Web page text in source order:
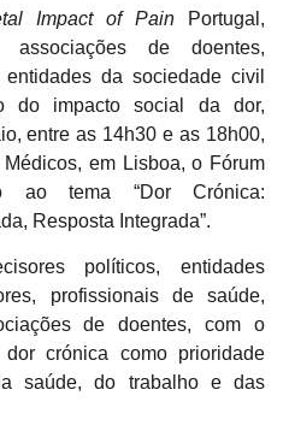
Impact of Pain Portugal,
associações de doentes,
da sociedade civil
do impacto social da dor,
entre as 14h30 e as 18h00,
em Lisboa, o Fórum
ao tema “Dor Crónica:
Resposta Integrada”.
políticos, entidades
profissionais de saúde,
de doentes, com o
crónica como prioridade
saúde, do trabalho e das